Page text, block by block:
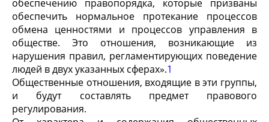
обеспечению правопорядка, которые призваны
обеспечить нормальное протекание процессов
обмена ценностями и процессов управления в
обществе. Это отношения, возникающие из
нарушения правил, регламентирующих поведение
людей в двух указанных сферах».1
Общественные отношения, входящие в эти группы,
и будут составлять предмет правового
регулирования.